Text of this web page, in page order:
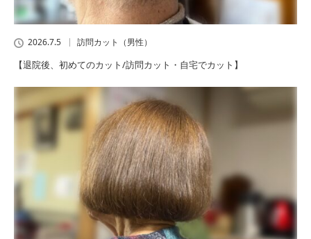
2026.7.5 訪問カット（男性）
【退院後、初めてのカット/訪問カット・自宅でカット】